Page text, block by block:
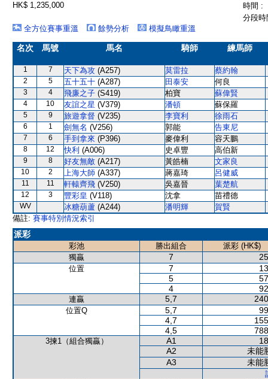
HK$ 1,235,000
時間 :
分段
全方位賽事重溫
餘勢分析 模擬鳥瞰重溫
名次 馬號 馬名 騎師 練馬師
1 7 天下為攻 (A257) 莫雷拉 蔡約翰
2 5 五十五十 (A287) 田泰安 何良
3 4 飛廉之子 (S419) 柏寶 蘇偉賢
4 10 友誼之星 (V379) 潘頓 蘇保羅
5 9 旅遊拿督 (V235) 李寶利 徐雨石
6 1 劍無名 (V256) 郭能 告東尼
7 6 手到拿來 (P396) 麥偉利 容天鵬
8 12 快利 (A006) 史卓豐 高伯新
9 8 好友無敵 (A217) 黃皓楠 文家良
10 2 上海大師 (A337) 蔣嘉琦 呂健威
11 11 軒轅齊飛 (V250) 吳嘉晉 葉楚航
12 3 豐彩皇 (V118) 沈拿 苗禮德
WV 冰糖葫蘆 (A244) 潘明輝
賀賢
備註: 賽事特別情況索引
派彩
彩池 勝出組合
派彩 (HK$)
獨贏
7
位置 7
5
4
連贏 5,7
位置Q 5,7
4,7
4,5
3揀1（組合獨贏） A1
A2
未能
A3
未能